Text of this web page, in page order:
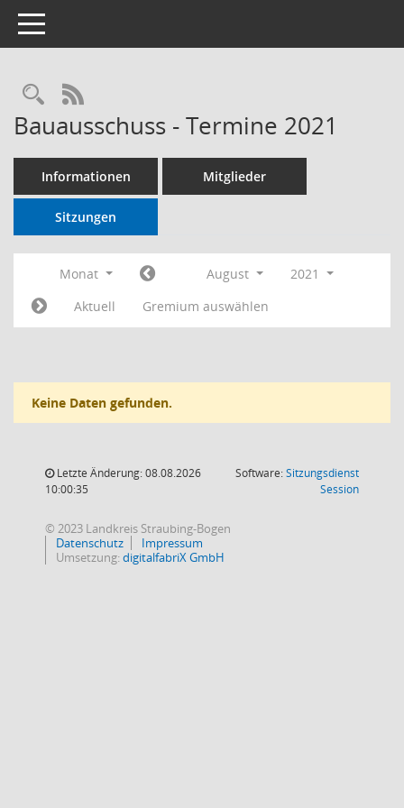
Toggle navigation
RSS-Feed
Bauausschuss - Termine 2021
Informationen Mitglieder
Sitzungen
Monat August
2021
Aktuell
Gremium auswählen
Keine Daten gefunden.
Letzte Änderung: 08.08.2026
10:00:35
Software:Sitzungsdienst
Session(Wird in
© 2023 Landkreis Straubing-Bogen
Datenschutz
Impressum
Umsetzung:digitalfabriX GmbH